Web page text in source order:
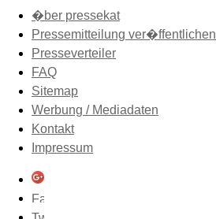
�ber pressekat
Pressemitteilung ver�ffentlichen
Presseverteiler
FAQ
Sitemap
Werbung / Mediadaten
Kontakt
Impressum